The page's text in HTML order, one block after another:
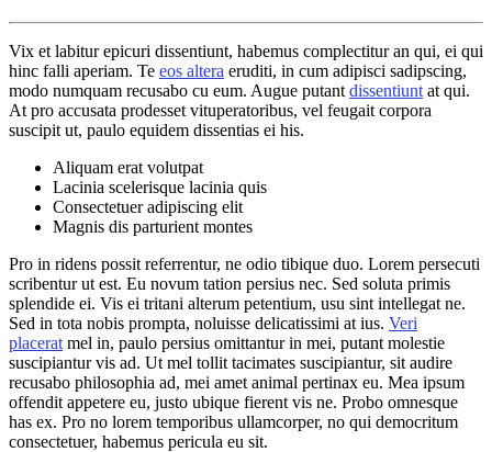
Vix et labitur epicuri dissentiunt, habemus complectitur an qui, ei qui
hinc falli aperiam. Te eos altera eruditi, in cum adipisci sadipscing,
modo numquam recusabo cu eum. Augue putant dissentiunt at qui.
At pro accusata prodesset vituperatoribus, vel feugait corpora
suscipit ut, paulo equidem dissentias ei his.
Aliquam erat volutpat
Lacinia scelerisque lacinia quis
Consectetuer adipiscing elit
Magnis dis parturient montes
Pro in ridens possit referrentur, ne odio tibique duo. Lorem persecuti
scribentur ut est. Eu novum tation persius nec. Sed soluta primis
splendide ei. Vis ei tritani alterum petentium, usu sint intellegat ne.
Sed in tota nobis prompta, noluisse delicatissimi at ius. Veri
placerat mel in, paulo persius omittantur in mei, putant molestie
suscipiantur vis ad. Ut mel tollit tacimates suscipiantur, sit audire
recusabo philosophia ad, mei amet animal pertinax eu. Mea ipsum
offendit appetere eu, justo ubique fierent vis ne. Probo omnesque
has ex. Pro no lorem temporibus ullamcorper, no qui democritum
consectetuer, habemus pericula eu sit.